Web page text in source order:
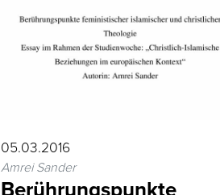
05.03.2016
Amrei Sander